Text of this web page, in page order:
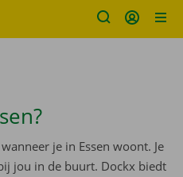
je in Essen woont. Je
jou in de buurt. Dockx biedt